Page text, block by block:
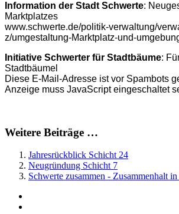
Information der Stadt Schwerte:
Marktplatzes
www.schwerte.de/politik-verwaltung/
z/umgestaltung-Marktplatz-und-
Initiative Schwerter für Stadtbäume:
Stadtbäumel
Diese E-Mail-Adresse ist vor Spambots
Anzeige muss JavaScript eingeschaltet
Weitere Beiträge …
Jahresrückblick Schicht 24
Neugründung Schicht 7
Schwerte zusammen - Zusammenhalt